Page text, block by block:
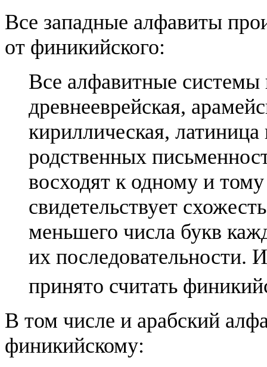
Все западные алфавиты
от финикийского:
Все алфавитные
древнееврейская,
кириллическая,
родственных
восходят к одному и
свидетельствует
меньшего числа букв
их последовательности.
принято считать
В том числе и арабский
финикийскому: